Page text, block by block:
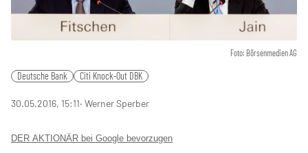
Foto: Börsenmedien AG
Deutsche Bank Citi Knock-Out DBK
30.05.2016, 15:11‧ Werner Sperber
DER AKTIONÄR bei Google bevorzugen